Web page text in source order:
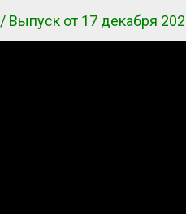
/ Выпуск от 17 декабря